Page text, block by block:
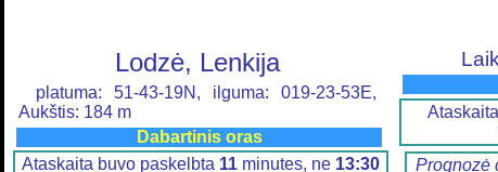
Lodzė, Lenkija
platuma: 51-43-19N, ilguma: 019-23-53E,
Aukštis: 184 m
Dabartinis oras
Ataskaita buvo paskelbta 11 minutes, ne 13:30
Prognozė